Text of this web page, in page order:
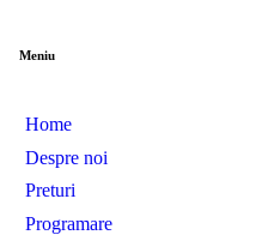
Meniu
Home
Despre noi
Preturi
Programare